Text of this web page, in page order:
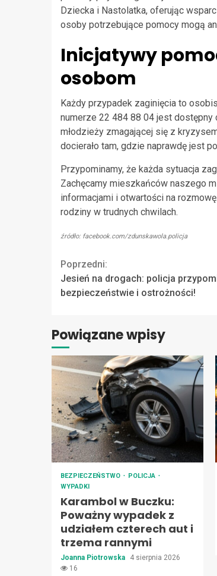
Dziecka i Nastolatka, oferując
osoby potrzebujące pomocy mogą
Inicjatywy
osobom
Każdy przypadek zaginięcia to
numerze 22 484 88 04 jest dostępny
młodzieży zmagającej się z
docierało tam, gdzie naprawdę jest
Przypominamy, że każda sytuacja
Zachęcamy mieszkańców naszego
informacjami i otwartości na
rodziny w trudnych chwilach.
źródło: facebook.com/zdunskawola.policja
Continue
Reading
Poprzedni:
Jesień na drogach: policja
bezpieczeństwie i ostrożności!
Powiązane wpisy
BEZPIECZEŃSTWO
POLICJA
WYPADKI
Karambol w Buczku:
Poważny wypadek z
udziałem czterech aut i
trzema rannymi
Joanna Piotrowska
4 sierpnia 2026
16